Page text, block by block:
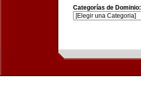
Categorías de Dominio: